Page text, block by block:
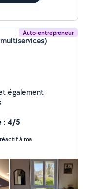
Auto-entrepreneur
également
: 4/5
à ma